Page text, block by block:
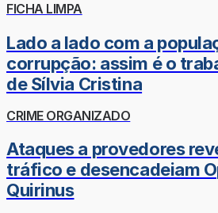
FICHA LIMPA
Lado a lado com a
corrupção: assim é o
de Sílvia Cristina
CRIME ORGANIZADO
Ataques a provedores
tráfico e desencadeiam
Quirinus